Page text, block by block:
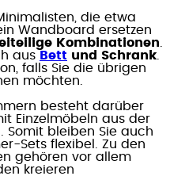
die etwa
Wandboard ersetzen
Kombinationen.
aus Bett und Schrank.
falls Sie die übrigen
möchten.
besteht darüber
Einzelmöbeln aus der
Somit bleiben Sie auch
Sets flexibel. Zu den
gehören vor allem
kreieren